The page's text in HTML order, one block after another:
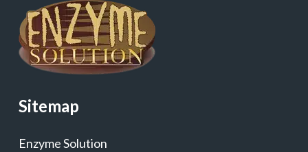
Sitemap
Enzyme Solution